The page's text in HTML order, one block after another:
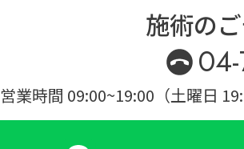
施術の
営業時間 09:00~19:00（土曜日